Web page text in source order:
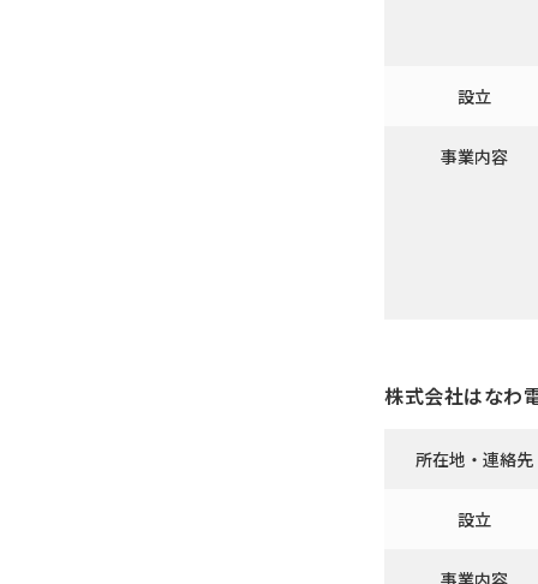
設立
事業内容
株式会社はなわ
所在地・連絡先
設立
事業内容